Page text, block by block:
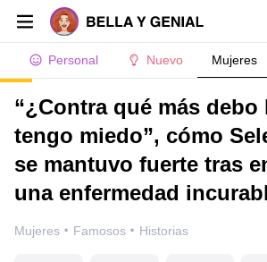
Personal Nuevo Mujeres
“¿Contra qué más debo
tengo miedo”, cómo
se mantuvo fuerte tras
una enfermedad
Mujeres · Famosos · Historias